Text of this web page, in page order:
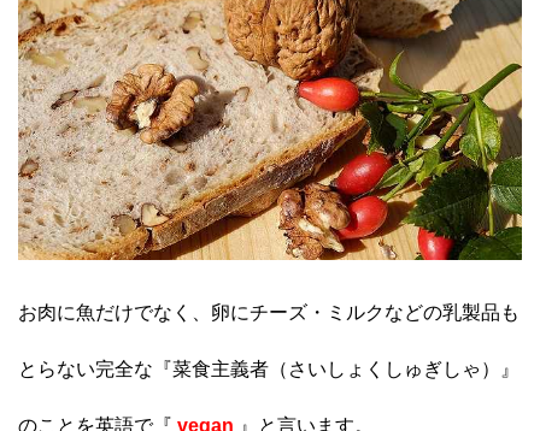
お肉に魚だけでなく、卵にチーズ・ミルクなどの乳製品も
とらない完全な『菜食主義者（さいしょくしゅぎしゃ）』
のことを英語で『 vegan 』と言います。